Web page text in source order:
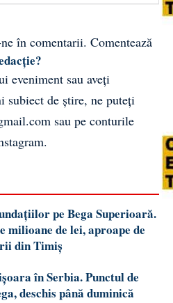
în comentarii. Comentează
eveniment sau aveți
subiect de știre, ne puteți
sau pe conturile
.
pe Bega Superioară.
milioane de lei, aproape de
din Timiș
în Serbia. Punctul de
deschis până duminică